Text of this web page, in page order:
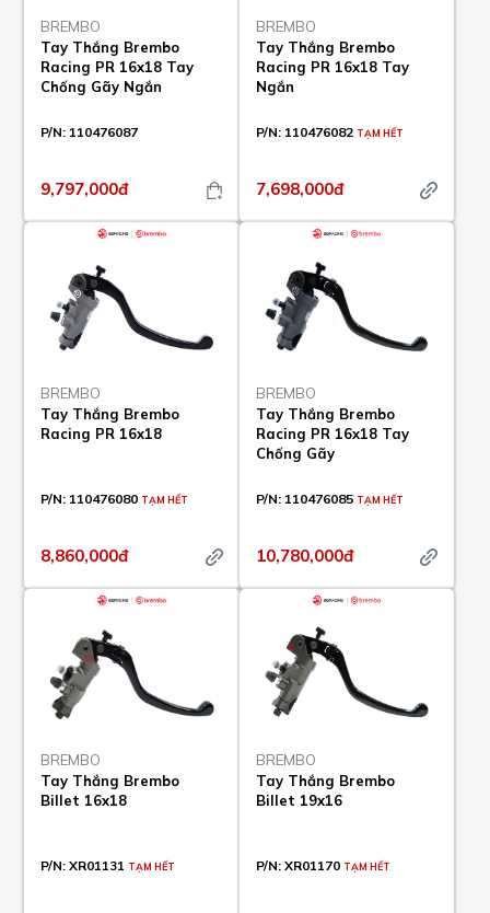
BREMBO
Tay Thắng Brembo
Racing PR 16x18 Tay
Chống Gãy Ngắn
P/N: 110476087
9,797,000đ
BREMBO
Tay Thắng Brembo
Racing PR 16x18 Tay
Ngắn
P/N: 110476082 TẠM HẾT
7,698,000đ
BREMBO
Tay Thắng Brembo
Racing PR 16x18
P/N: 110476080 TẠM HẾT
8,860,000đ
BREMBO
Tay Thắng Brembo
Racing PR 16x18 Tay
Chống Gãy
P/N: 110476085 TẠM HẾT
10,780,000đ
BREMBO
Tay Thắng Brembo
Billet 16x18
P/N: XR01131 TẠM HẾT
BREMBO
Tay Thắng Brembo
Billet 19x16
P/N: XR01170 TẠM HẾT